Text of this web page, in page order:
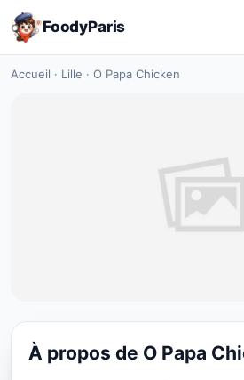
FoodyParis
Accueil · Lille · O Papa Chicken
À propos de O Papa